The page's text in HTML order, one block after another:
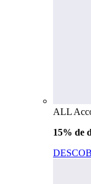
ALL
15% de